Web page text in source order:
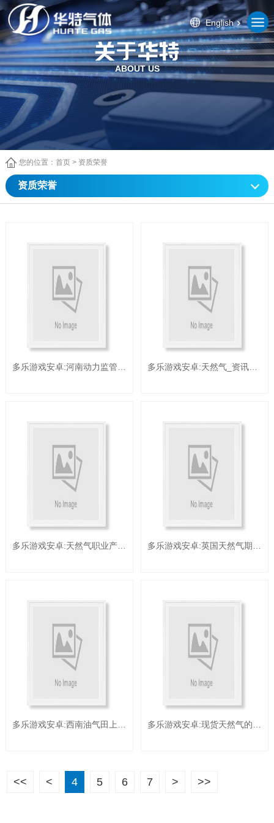
English
ABOUT US
您的位置： 首页> 资质荣誉
资质荣誉
多乐游戏安卓:天然气职业产经资讯-供给我国工业最新资讯(5)_前瞻财经 - 前瞻网
<< < 4 5 6 7 > >>